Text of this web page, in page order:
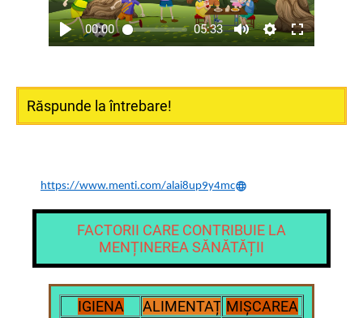
00:00 05:33
Răspunde la întrebare!
https://www.menti.com/alai8up9y4mc
FACTORII CARE CONTRIBUIE LA
MENȚINEREA SĂNĂTĂȚII
IGIENA ALIMENTAȚIAMIȘCAREA